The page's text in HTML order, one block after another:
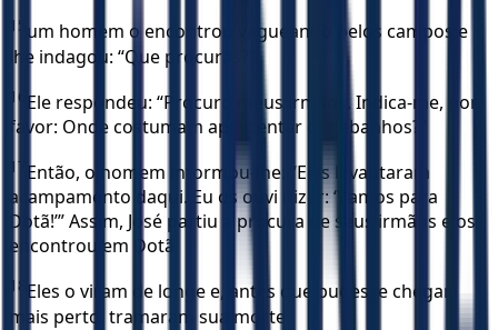
15 um homem o encontrou vagueando pelos campos e
lhe indagou: “Que procuras?”
16 Ele respondeu: “Procuro meus irmãos. Indica-me, por
favor: Onde costumam apascentar os rebanhos?”
17 Então, o homem informou-lhe: “Eles levantaram
acampamento daqui. Eu os ouvi dizer: ‘Vamos para
Dotã!’” Assim, José partiu à procura de seus irmãos e os
encontrou em Dotã.
18 Eles o viram de longe e, antes que pudesse chegar
mais perto, tramaram sua morte.